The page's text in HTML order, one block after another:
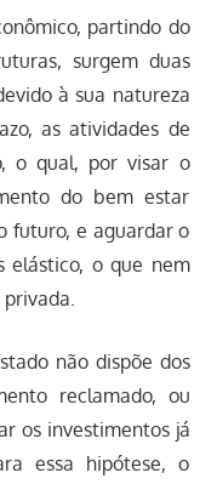
partindo do
surgem duas
à sua natureza
as atividades de
o qual, por visar o
do bem estar
futuro, e aguardar o
elástico, o que nem
não dispõe dos
reclamado, ou
os investimentos já
essa hipótese, o